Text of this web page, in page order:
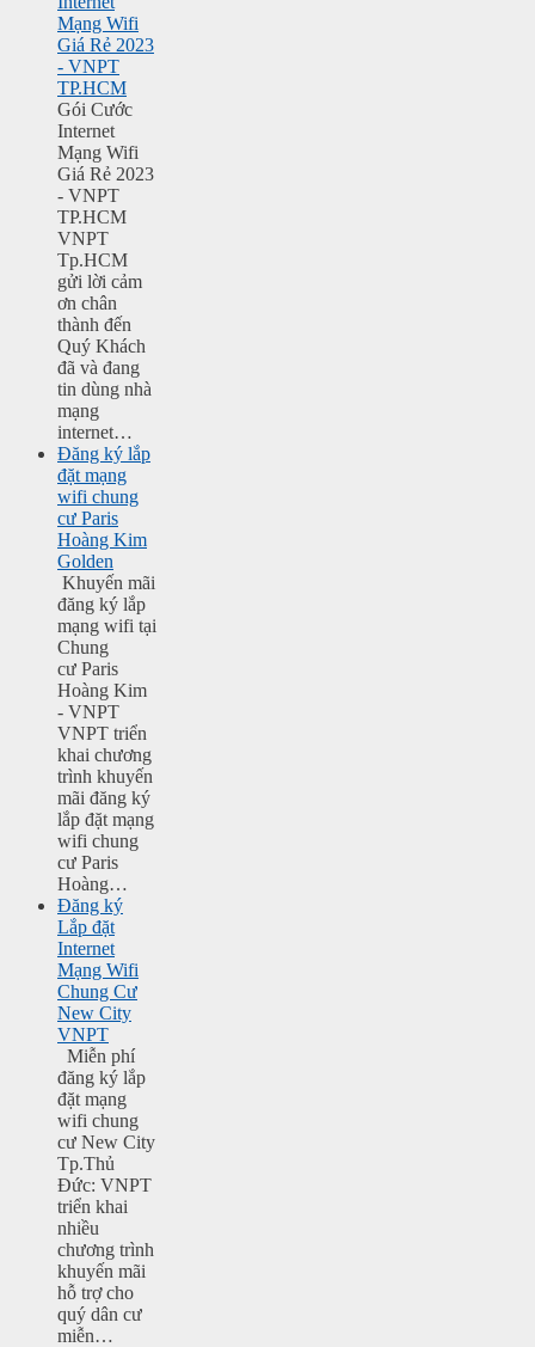
Mạng Wifi
Giá Rẻ 2023
- VNPT
TP.HCM
Gói Cước
Internet
Mạng Wifi
Giá Rẻ 2023
- VNPT
TP.HCM
VNPT
Tp.HCM
gửi lời cảm
ơn chân
thành đến
Quý Khách
đã và đang
tin dùng nhà
mạng
internet…
Đăng ký lắp
đặt mạng
wifi chung
cư Paris
Hoàng Kim
Golden
Khuyến mãi
đăng ký lắp
mạng wifi tại
Chung
cư Paris
Hoàng Kim
- VNPT
VNPT triển
khai chương
trình khuyến
mãi đăng ký
lắp đặt mạng
wifi chung
cư Paris
Hoàng…
Đăng ký
Lắp đặt
Internet
Mạng Wifi
Chung Cư
New City
VNPT
Miễn phí
đăng ký lắp
đặt mạng
wifi chung
cư New City
Tp.Thủ
Đức: VNPT
triển khai
nhiều
chương trình
khuyến mãi
hỗ trợ cho
quý dân cư
miễn…